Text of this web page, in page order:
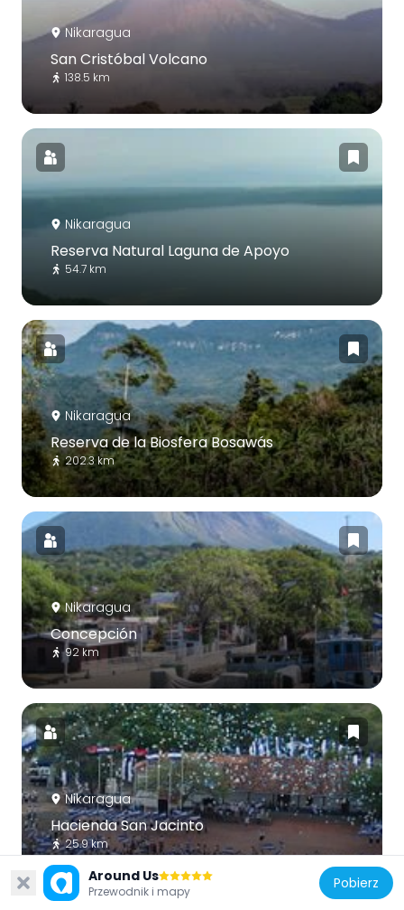
Nikaragua
San Cristóbal Volcano
138.5 km
Nikaragua
Reserva Natural Laguna de Apoyo
54.7 km
Nikaragua
Reserva de la Biosfera Bosawás
202.3 km
Nikaragua
Concepción
92 km
Nikaragua
Hacienda San Jacinto
25.9 km
Around Us
Przewodnik i mapy Pobierz